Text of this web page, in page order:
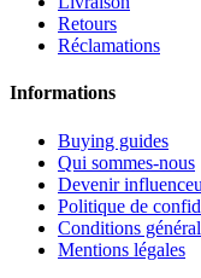
Retours
Réclamations
Informations
Buying guides
Qui sommes-nous
Devenir
Politique de
Conditions
Mentions légales